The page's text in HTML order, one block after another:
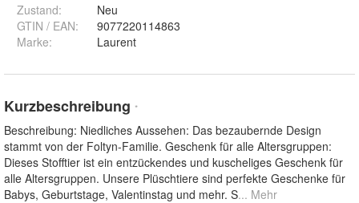
Zustand:
Neu
GTIN / EAN:
9077220114863
Marke:
Laurent
Kurzbeschreibung *
Beschreibung: Niedliches Aussehen: Das bezaubernde Design
stammt von der Foltyn-Familie. Geschenk für alle Altersgruppen:
Dieses Stofftier ist ein entzückendes und kuscheliges Geschenk für
alle Altersgruppen. Unsere Plüschtiere sind perfekte Geschenke für
Babys, Geburtstage, Valentinstag und mehr. S... Mehr